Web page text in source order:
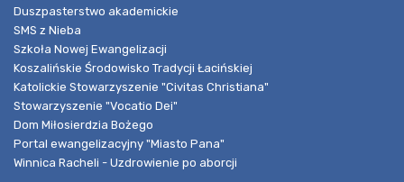
Duszpasterstwo akademickie
SMS z Nieba
Szkoła Nowej Ewangelizacji
Koszalińskie Środowisko Tradycji Łacińskiej
Katolickie Stowarzyszenie "Civitas Christiana"
Stowarzyszenie "Vocatio Dei"
Dom Miłosierdzia Bożego
Portal ewangelizacyjny "Miasto Pana"
Winnica Racheli - Uzdrowienie po aborcji